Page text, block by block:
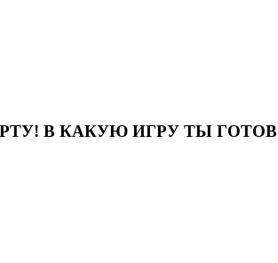
В КАКУЮ ИГРУ ТЫ ГОТОВ